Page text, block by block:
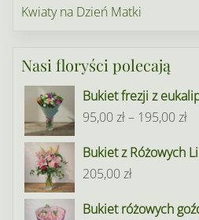
Kwiaty na Dzień Matki
Nasi floryści polecają
Bukiet frezji z
95,00zł– 195,00zł
do
Bukiet z Różowych
205,00zł
Bukiet różowych